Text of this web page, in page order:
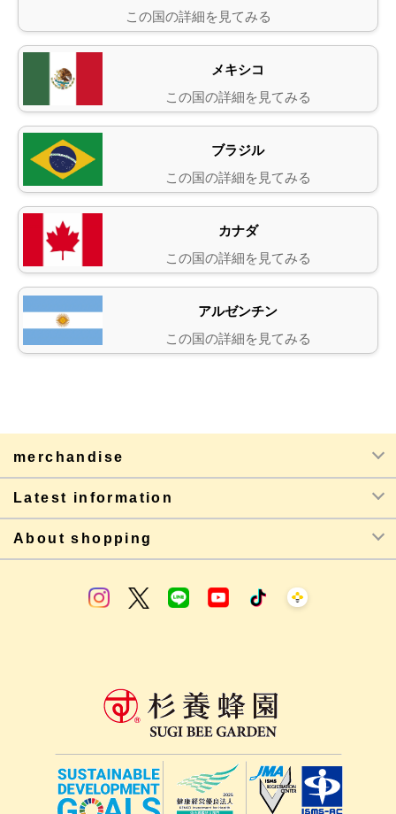
この国の詳細を見てみる
メキシコ
この国の詳細を見てみる
ブラジル
この国の詳細を見てみる
カナダ
この国の詳細を見てみる
アルゼンチン
この国の詳細を見てみる
merchandise
Latest information
About shopping